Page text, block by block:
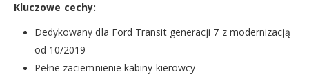
Kluczowe cechy:
Dedykowany dla Ford Transit generacji 7 z modernizacją
od 10/2019
Pełne zaciemnienie kabiny kierowcy